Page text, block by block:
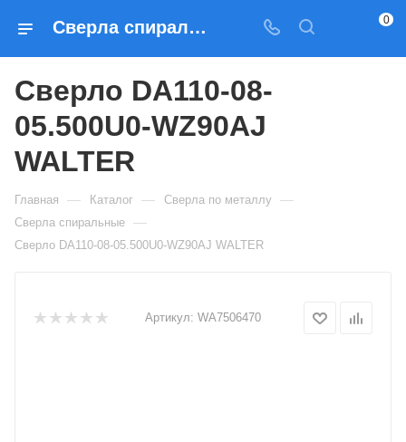
Сверла спиральные Сверло DA110-08-05.500U0-WZ90AJ WALTER — купить по выгодным ценам в Москве 0
Сверло DA110-08-
05.500U0-WZ90AJ
WALTER
Главная — Каталог — Сверла по металлу —
Сверла спиральные —
Сверло DA110-08-05.500U0-WZ90AJ WALTER
Артикул: WA7506470